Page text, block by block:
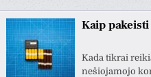
Kaip
Kada tikrai
nešiojamojo